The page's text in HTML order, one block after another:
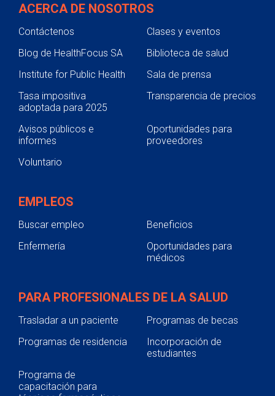
ACERCA DE NOSOTROS
Contáctenos
Clases y eventos
Blog de HealthFocus SA
Biblioteca de salud
Institute for Public Health
Sala de prensa
Tasa impositiva
adoptada para 2025
Transparencia de precios
Avisos públicos e
informes
Oportunidades para
proveedores
Voluntario
EMPLEOS
Buscar empleo
Beneficios
Enfermería
Oportunidades para
médicos
PARA PROFESIONALES DE LA SALUD
Trasladar a un paciente
Programas de becas
Programas de residencia
Incorporación de
estudiantes
Programa de
capacitación para